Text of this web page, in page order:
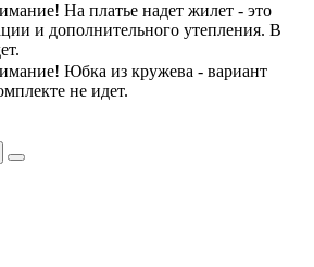
На платье надет жилет - это
и дополнительного утепления. В
Юбка из кружева - вариант
не идет.